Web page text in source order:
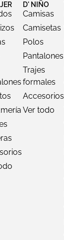
D' NIÑO
Camisas
Camisetas
Polos
Pantalones
Trajes
formales
Accesorios
Ver todo